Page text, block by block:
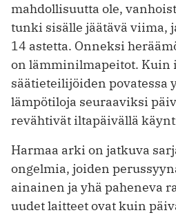
mahdollisuutta ole,
tunki sisälle jäätävä viima,
14 astetta. Onneksi
on lämminilmapeitot. Kuin
säätieteilijöiden povatessa
lämpötiloja seuraaviksi
revähtivät iltapäivällä
Harmaa arki on jatkuva
ongelmia, joiden
ainainen ja yhä paheneva
uudet laitteet ovat kuin